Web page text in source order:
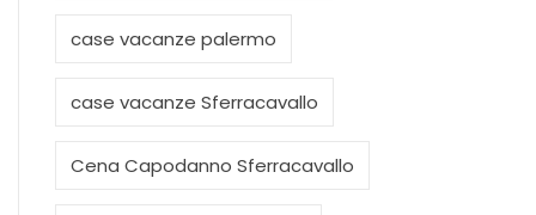
case vacanze palermo
case vacanze Sferracavallo
Cena Capodanno Sferracavallo